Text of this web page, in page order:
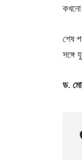
কখনো
শেষ
সঙ্গে
ড.